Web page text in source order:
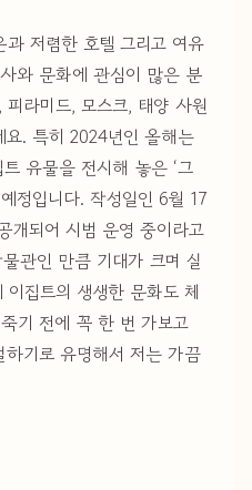
저렴한 호텔 그리고 여유
와 문화에 관심이 많은 분
라미드, 모스크, 태양 사원
요. 특히 2024년인 올해는
유물을 전시해 놓은 ‘그
정입니다. 작성일인 6월 17
개되어 시범 운영 중이라고
관인 만큼 기대가 크며 실
집트의 생생한 문화도 체
기 전에 꼭 한 번 가보고
기로 유명해서 저는 가끔